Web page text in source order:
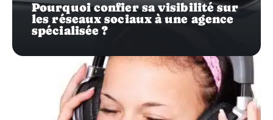
Pourquoi confier sa visibilité sur
les réseaux sociaux à une agence
spécialisée ?